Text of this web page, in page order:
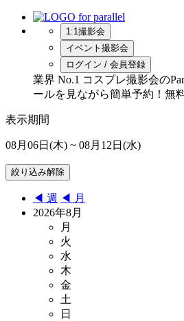
1:1撮影会
イベント撮影会
ログイン / 会員登録
業界 No.1 コスプレ撮影会の
ールを見ながら簡単予約！無
表示期間
08月06日(木) ~ 08月12日(水)
◀︎ 週 ◀︎ 月
2026年8月
月
火
水
木
金
土
日